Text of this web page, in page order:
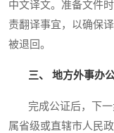
中文译文。准备文件
责翻译事宜，以确保
被退回。
三、 地方外事办
完成公证后，下一
属省级或直辖市人民